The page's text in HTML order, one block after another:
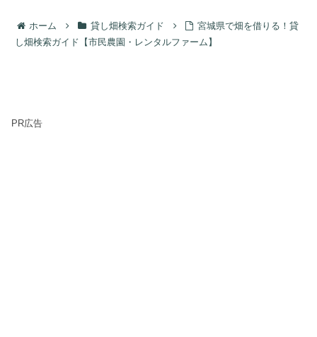
ホーム 貸し畑検索ガイド
宮城県で畑を借りる！貸
し畑検索ガイド【市民農園・レンタルファーム】
PR広告